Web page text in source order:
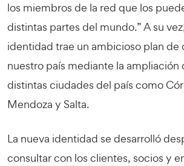
los miembros de la red que los
distintas partes del mundo.” A su
identidad trae un ambicioso plan de
nuestro país mediante la ampliación
distintas ciudades del país como
Mendoza y Salta.
La nueva identidad se desarrolló
consultar con los clientes, socios y